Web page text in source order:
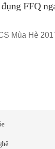
FFQ
Mùa Hè